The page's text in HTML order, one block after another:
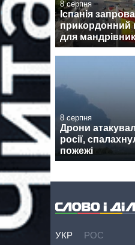
8 серпня
Іспанія
прикордонний
для
8 серпня
Дрони
росії,
пожежі
УКР РОС